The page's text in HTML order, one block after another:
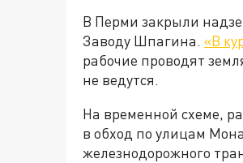
В Перми закрыли
Заводу Шпагина. «В
рабочие проводят
не ведутся.
На временной схеме,
в обход по улицам
железнодорожного